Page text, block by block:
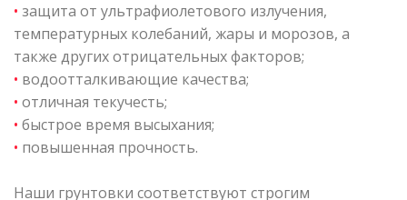
• защита от ультрафиолетового излучения,
температурных колебаний, жары и морозов, а
также других отрицательных факторов;
• водоотталкивающие качества;
• отличная текучесть;
• быстрое время высыхания;
• повышенная прочность.
Наши грунтовки соответствуют строгим